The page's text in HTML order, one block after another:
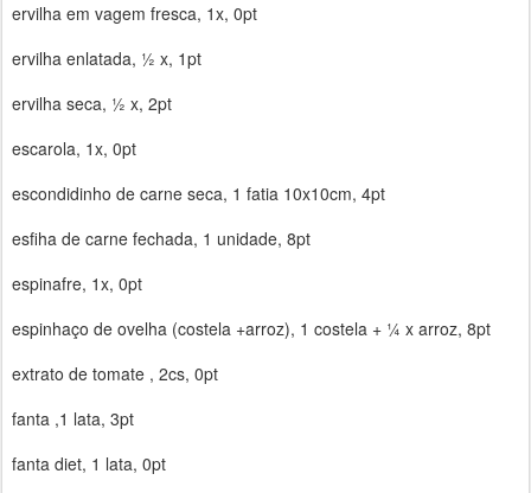
ervilha em vagem fresca, 1x, 0pt
ervilha enlatada, ½ x, 1pt
ervilha seca, ½ x, 2pt
escarola, 1x, 0pt
escondidinho de carne seca, 1 fatia 10x10cm, 4pt
esfiha de carne fechada, 1 unidade, 8pt
espinafre, 1x, 0pt
espinhaço de ovelha (costela +arroz), 1 costela + ¼ x arroz, 8pt
extrato de tomate , 2cs, 0pt
fanta ,1 lata, 3pt
fanta diet, 1 lata, 0pt